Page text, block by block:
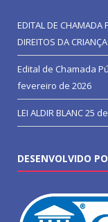
EDITAL DE CHAMADA
DIREITOS DA
Edital de Chamada
fevereiro de 2026
LEI ALDIR BLANC25
DESENVOLVIDO